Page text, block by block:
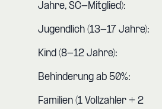
Jahre, SC-Mitglied):
Jugendlich (13-17 Jahre):
Kind (8-12 Jahre):
Behinderung ab 50%:
Familien (1 Vollzahler + 2